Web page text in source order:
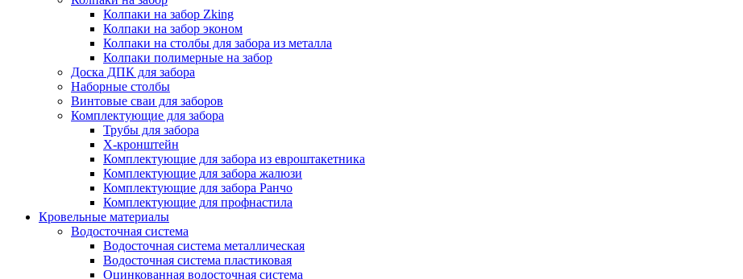
Колпаки на забор Zking
Колпаки на забор эконом
Колпаки на столбы для забора из металла
Колпаки полимерные на забор
Доска ДПК для забора
Наборные столбы
Винтовые сваи для заборов
Комплектующие для забора
Трубы для забора
Х-кронштейн
Комплектующие для забора из евроштакетника
Комплектующие для забора жалюзи
Комплектующие для забора Ранчо
Комплектующие для профнастила
Кровельные материалы
Водосточная система
Водосточная система металлическая
Водосточная система пластиковая
Оцинкованная водосточная система